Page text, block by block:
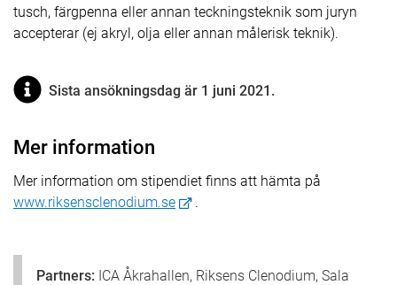
tusch, färgpenna eller annan teckningsteknik som juryn
accepterar (ej akryl, olja eller annan målerisk teknik).
Sista ansökningsdag är 1 juni 2021.
Mer information
Mer information om stipendiet finns att hämta på
www.riksensclenodium.se
.
Partners: ICA Åkrahallen, Riksens Clenodium, Sala